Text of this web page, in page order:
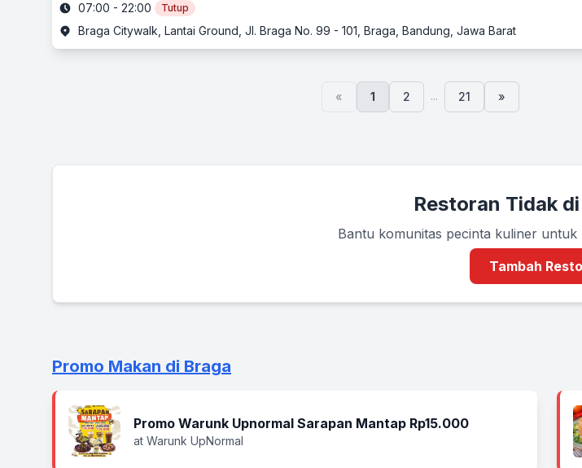
07:00 - 22:00 Tutup
Braga Citywalk, Lantai Ground, Jl. Braga No. 99 - 101, Braga, Bandung, Jawa Barat
« 1 2 ... 21 »
Restoran Tidak
Bantu komunitas pecinta kuliner
Tambah
Promo Makan di Braga
Promo Warunk Upnormal Sarapan Mantap Rp15.000
at Warunk UpNormal